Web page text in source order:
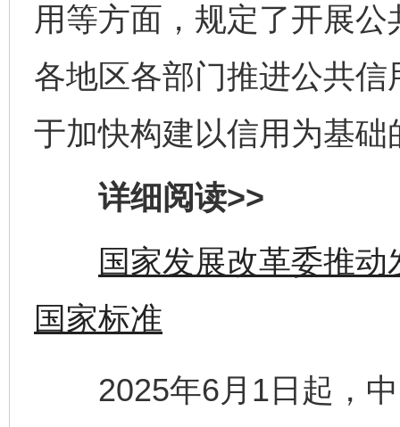
用等方面，规定了开展
各地区各部门推进公共
于加快构建以信用为基
详细阅读>>
国家发展改革委推
国家标准
2025年6月1日起，中